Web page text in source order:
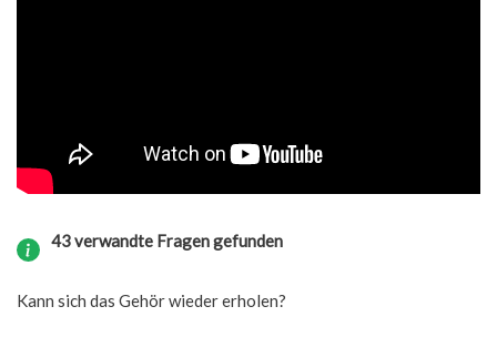
43 verwandte Fragen gefunden
Kann sich das Gehör wieder erholen?